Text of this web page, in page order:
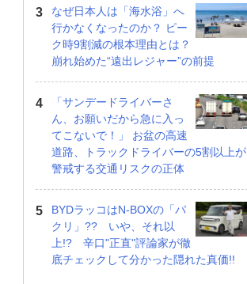
なぜ日本人は「海水浴」へ
行かなくなったのか？ ピー
ク時9割減の根本理由とは？
崩れ始めた“遠出レジャー”の前提
「サンデードライバーさ
ん、お願いだから急に入っ
てこないで！」 お盆の高速
道路、トラックドライバーの5割以上が
警戒する交通リスクの正体
BYDラッコはN-BOXの「パ
クリ」?? いや、それ以
上!? 辛口"正直"評論家が徹
底チェックして分かった隠れた真価!!